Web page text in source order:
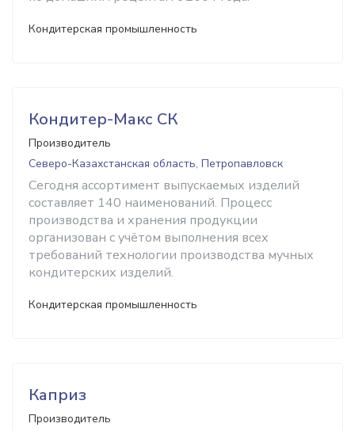
Кондитерская промышленность
Кондитер-Макс СК
Производитель
Северо-Казахстанская область, Петропавловск
Сегодня ассортимент выпускаемых изделий
составляет 140 наименований. Процесс
производства и хранения продукции
организован с учётом выполнения всех
требований технологии производства мучных
кондитерских изделий.
Кондитерская промышленность
Каприз
Производитель